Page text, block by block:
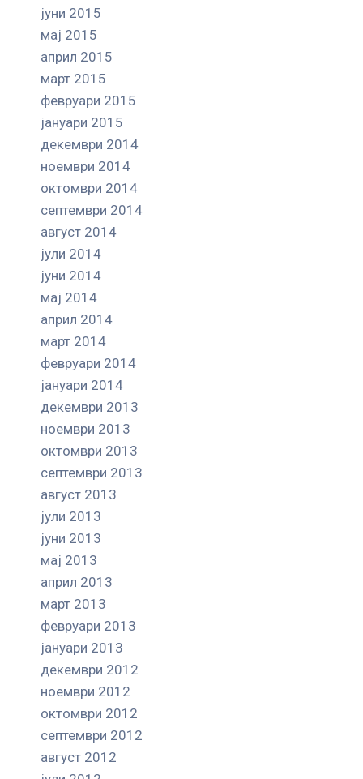
јуни 2015
мај 2015
април 2015
март 2015
февруари 2015
јануари 2015
декември 2014
ноември 2014
октомври 2014
септември 2014
август 2014
јули 2014
јуни 2014
мај 2014
април 2014
март 2014
февруари 2014
јануари 2014
декември 2013
ноември 2013
октомври 2013
септември 2013
август 2013
јули 2013
јуни 2013
мај 2013
април 2013
март 2013
февруари 2013
јануари 2013
декември 2012
ноември 2012
октомври 2012
септември 2012
август 2012